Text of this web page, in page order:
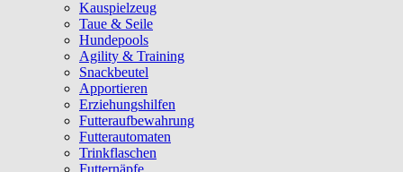
Kauspielzeug
Taue & Seile
Hundepools
Agility & Training
Snackbeutel
Apportieren
Erziehungshilfen
Futteraufbewahrung
Futterautomaten
Trinkflaschen
Futternäpfe